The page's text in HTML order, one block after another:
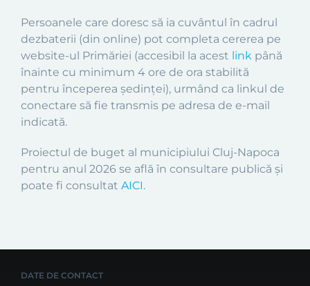
Persoanele care doresc să ia cuvântul în cadrul
dezbaterii (din online) pot completa cererea pe
website-ul Primăriei (accesibil la acest link până
înainte cu minimum 4 ore de ora stabilită
pentru începerea ședinței), urmând ca linkul de
conectare să fie transmis pe adresa de e-mail
indicată.
Proiectul de buget al municipiului Cluj-Napoca
pentru anul 2026 se află în consultare publică și
poate fi consultat AICI.
DATE DE CONTACT